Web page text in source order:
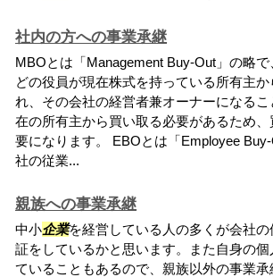
社内の方への事業承継
MBOとは「Management Buy-Out」の略で
どの役員が現在株式を持っている所有主か
れ、その会社の経営者兼オーナーになるこ
在の所有主から買い取る必要があるため
要になります。 EBOとは「Employee
社の従業...
親族への事業承継
中小企業を経営している人の多くが会社
証をしているかと思います。また自身の個
ていることもあるので、親族以外の事業承